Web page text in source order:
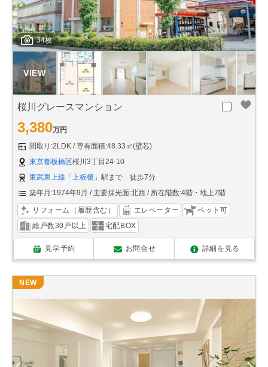
34枚
桜川グレースマンション
3,380万円
間取り:2LDK
専有面積:48.33㎡(壁芯)
東京都板橋区桜川3丁目24-10
東武東上線 「 上板橋 」駅まで 徒歩7分
築年月:1974年9月
主要採光面:北西 所在階数:4階・地上7階
リフォーム（履歴含む） エレベーター
ペット可
総戸数30戸以上
宅配BOX
見学予約 お問合せ 詳細を見る
NEW